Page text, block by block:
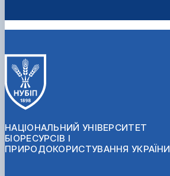
НАЦІОНАЛЬНИЙ УНІВЕРСИТЕТ
БІОРЕСУРСІВ І
ПРИРОДОКОРИСТУВАННЯ УКРАЇНИ